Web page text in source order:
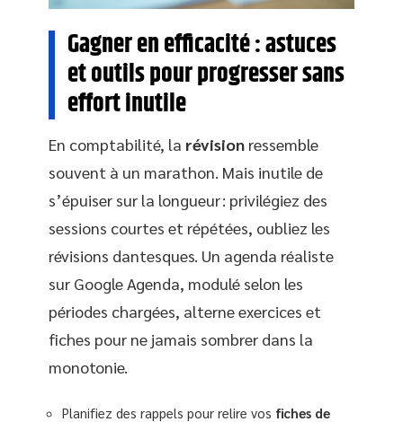
Gagner en efficacité : astuces
et outils pour progresser sans
effort inutile
En comptabilité, la révision ressemble
souvent à un marathon. Mais inutile de
s’épuiser sur la longueur : privilégiez des
sessions courtes et répétées, oubliez les
révisions dantesques. Un agenda réaliste
sur Google Agenda, modulé selon les
périodes chargées, alterne exercices et
fiches pour ne jamais sombrer dans la
monotonie.
Planifiez des rappels pour relire vos fiches de